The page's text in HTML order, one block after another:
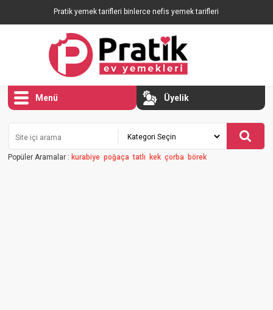
Pratik yemek tarifleri binlerce nefis yemek tarifleri
Menü Üyelik
Popüler Aramalar : kurabiye poğaça tatlı kek çorba börek